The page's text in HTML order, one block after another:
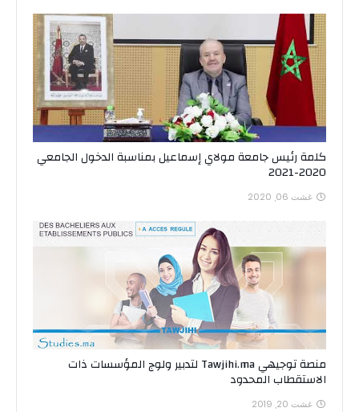
كلمة رئيس جامعة مولاي إسماعيل بمناسبة الدخول الجامعي
2020-2021
غشت 06, 2020
منصة توجيهي Tawjihi.ma لتدبير ولوج المؤسسات ذات
الاستقطاب المحدود
غشت 20, 2019